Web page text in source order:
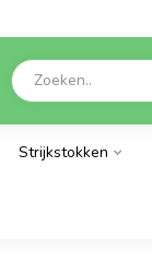
Strijkstokken